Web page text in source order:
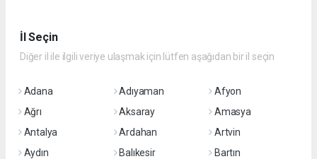
İl Seçin
Diğer il ile ilgili veriye ulaşmak için lütfen aşağıdan bir il seçin
Adana Adıyaman
Afyon
Ağrı
Aksaray
Amasya
Antalya
Ardahan
Artvin
Aydın
Balıkesir
Bartın